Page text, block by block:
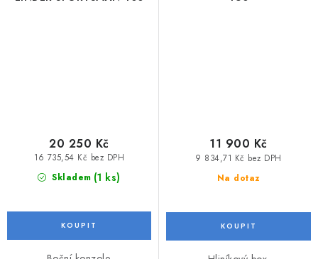
Skladem (1 ks)
16 735,54 Kč bez DPH
20 250 Kč
Na dotaz
9 834,71 Kč bez DPH
11 900 Kč